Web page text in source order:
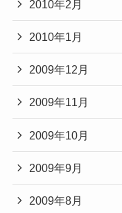
2010年2月
2010年1月
2009年12月
2009年11月
2009年10月
2009年9月
2009年8月